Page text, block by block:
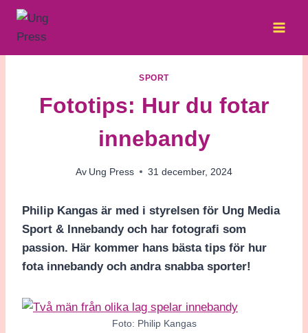
Skip
SPORT
Fototips: Hur du fotar
innebandy
Av Ung Press 31 december, 2024
Philip Kangas är med i styrelsen för Ung Media
Sport & Innebandy och har fotografi som
passion. Här kommer hans bästa tips för hur
fota innebandy och andra snabba sporter!
Foto: Philip Kangas